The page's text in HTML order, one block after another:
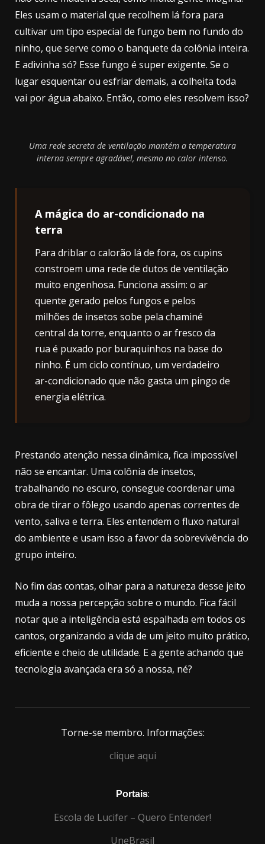
Eles usam o material que recolhem lá fora para
cultivar um tipo especial de fungo bem no fundo do
ninho, que serve como o banquete da colônia inteira.
E adivinha só? Esse fungo é super exigente. Se o
lugar esquentar ou esfriar demais, a colheita toda
vai por água abaixo. Então, como eles resolvem isso?
Uma rede secreta de ventilação mantém a temperatura
interna sempre agradável, mesmo no calor intenso.
A mágica do ar-condicionado na
terra
Para driblar o calorão lá de fora, os cupins
constroem uma rede de dutos de ventilação
muito engenhosa. Funciona assim: o ar
quente gerado pelos fungos e pelos
milhões de insetos sobe pela chaminé
central da torre, enquanto o ar fresco da
rua é puxado por buraquinhos na base do
ninho. É um ciclo contínuo, um verdadeiro
ar-condicionado que não gasta um pingo de
energia elétrica.
Prestando atenção nessa dinâmica, fica impossível
não se encantar. Uma colônia de insetos,
trabalhando no escuro, consegue coordenar uma
obra de tirar o fôlego usando apenas correntes de
vento, saliva e terra. Eles entendem o fluxo natural
do ambiente e usam isso a favor da sobrevivência do
grupo inteiro.
No fim das contas, olhar para a natureza desse jeito
muda a nossa percepção sobre o mundo. Fica fácil
notar que a inteligência está espalhada em todos os
cantos, organizando a vida de um jeito muito prático,
eficiente e cheio de utilidade. E a gente achando que
tecnologia avançada era só a nossa, né?
Torne-se membro. Informações:
clique aqui
Portais:
Escola de Lucifer – Quero Entender!
UneBrasil